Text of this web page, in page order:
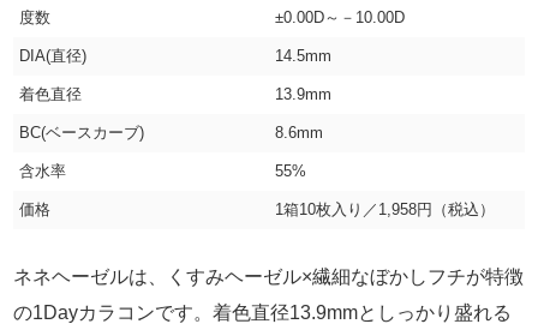
度数 ±0.00D～－10.00D
DIA(直径) 14.5mm
着色直径 13.9mm
BC(ベースカーブ) 8.6mm
含水率 55%
価格 1箱10枚入り／1,958円（税込）
ネネヘーゼルは、くすみヘーゼル×繊細なぼかしフチが特徴
の1Dayカラコンです。着色直径13.9mmとしっかり盛れる